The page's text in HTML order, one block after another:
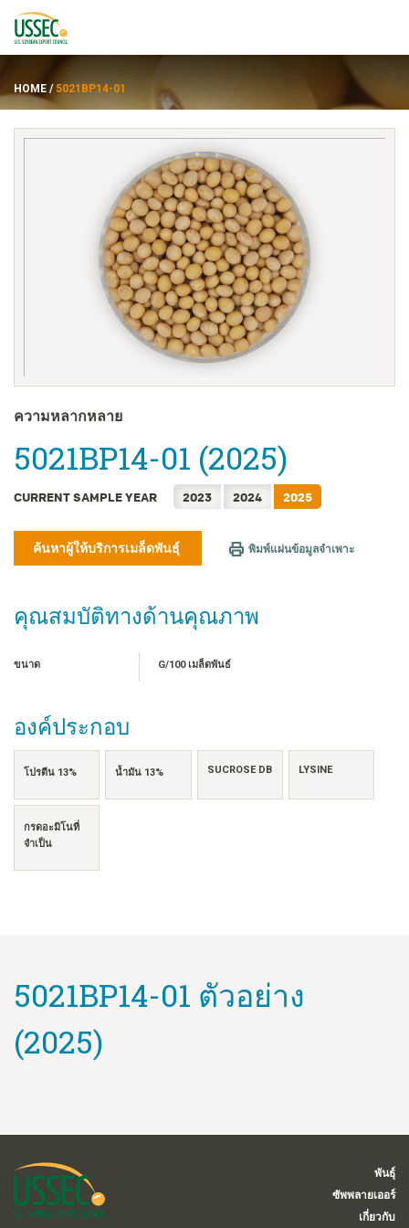
ซัพพลายเออร์
ENGLISH
FRANÇAIS
한국어
简体中文
TIẾNG VIỆT
HOME / 5021BP14-01
ความหลากหลาย
5021BP14-01 (2025)
CURRENT SAMPLE YEAR 2023 2024 2025
ค้นหาผู้ให้บริการเมล็ดพันธุ์ พิมพ์แผ่นข้อมูลจำเพาะ
คุณสมบัติทางด้านคุณภาพ
ขนาด G/100 เมล็ดพันธ์
องค์ประกอบ
โปรตีน 13% น้ำมัน 13% SUCROSE DB LYSINE
กรดอะมิโนที่
จำเป็น
5021BP14-01 ตัวอย่าง
(2025)
พันธุ์
ซัพพลายเออร์
เกี่ยวกับ